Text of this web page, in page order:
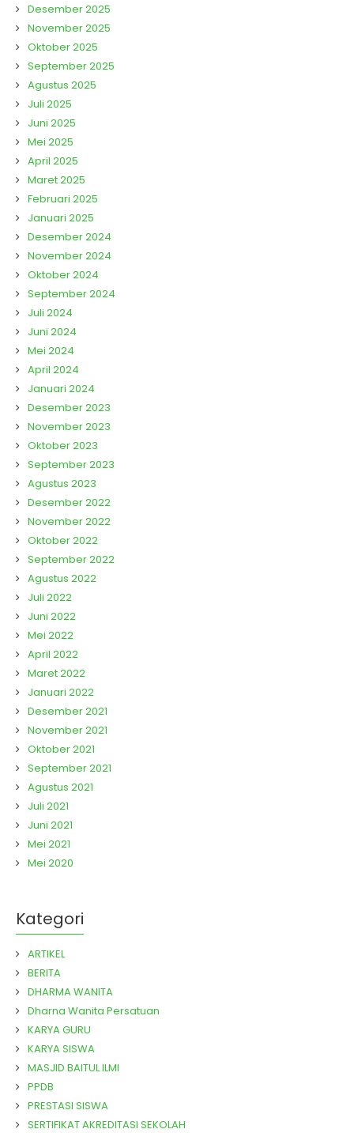
Desember 2025
November 2025
Oktober 2025
September 2025
Agustus 2025
Juli 2025
Juni 2025
Mei 2025
April 2025
Maret 2025
Februari 2025
Januari 2025
Desember 2024
November 2024
Oktober 2024
September 2024
Juli 2024
Juni 2024
Mei 2024
April 2024
Januari 2024
Desember 2023
November 2023
Oktober 2023
September 2023
Agustus 2023
Desember 2022
November 2022
Oktober 2022
September 2022
Agustus 2022
Juli 2022
Juni 2022
Mei 2022
April 2022
Maret 2022
Januari 2022
Desember 2021
November 2021
Oktober 2021
September 2021
Agustus 2021
Juli 2021
Juni 2021
Mei 2021
Mei 2020
Kategori
ARTIKEL
BERITA
DHARMA WANITA
Dharna Wanita Persatuan
KARYA GURU
KARYA SISWA
MASJID BAITUL ILMI
PPDB
PRESTASI SISWA
SERTIFIKAT AKREDITASI SEKOLAH